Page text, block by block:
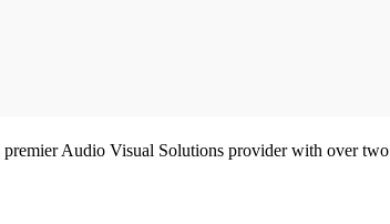
Audio Visual Solutions provider with over